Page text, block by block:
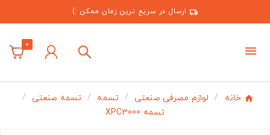
ارسال در سریع ترین زمان ممکن :)
0
خانه لوازم مصرفی صنعتی تسمه
تسمه صنعتی
تسمه XPC3000